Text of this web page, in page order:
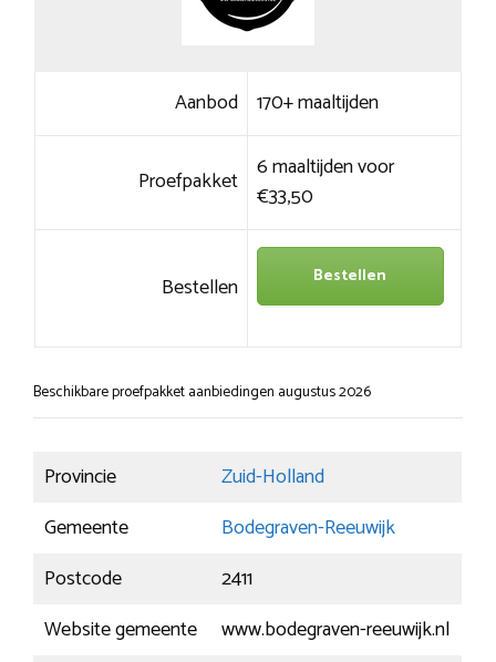
Aanbod 170+ maaltijden
Proefpakket 6 maaltijden voor
€33,50
Bestellen Bestellen
Beschikbare proefpakket aanbiedingen augustus 2026
Provincie
Zuid-Holland
Gemeente
Bodegraven-Reeuwijk
Postcode
2411
Website gemeente
www.bodegraven-reeuwijk.nl